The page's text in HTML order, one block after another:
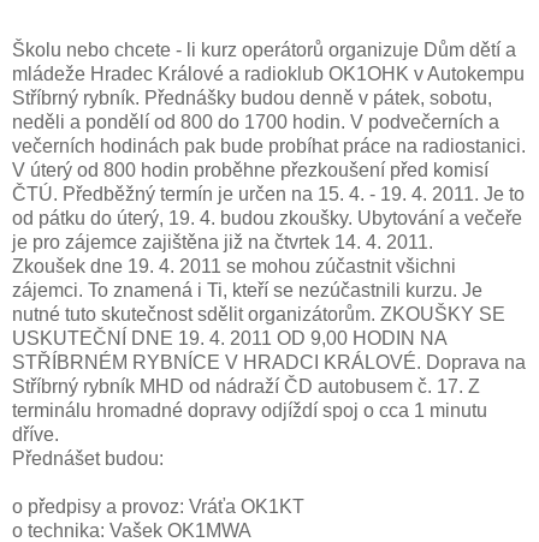
Školu nebo chcete - li kurz operátorů organizuje Dům dětí a
mládeže Hradec Králové a radioklub OK1OHK v Autokempu
Stříbrný rybník. Přednášky budou denně v pátek, sobotu,
neděli a pondělí od 800 do 1700 hodin. V podvečerních a
večerních hodinách pak bude probíhat práce na radiostanici.
V úterý od 800 hodin proběhne přezkoušení před komisí
ČTÚ. Předběžný termín je určen na 15. 4. - 19. 4. 2011. Je to
od pátku do úterý, 19. 4. budou zkoušky. Ubytování a večeře
je pro zájemce zajištěna již na čtvrtek 14. 4. 2011.
Zkoušek dne 19. 4. 2011 se mohou zúčastnit všichni
zájemci. To znamená i Ti, kteří se nezúčastnili kurzu. Je
nutné tuto skutečnost sdělit organizátorům. ZKOUŠKY SE
USKUTEČNÍ DNE 19. 4. 2011 OD 9,00 HODIN NA
STŘÍBRNÉM RYBNÍCE V HRADCI KRÁLOVÉ. Doprava na
Stříbrný rybník MHD od nádraží ČD autobusem č. 17. Z
terminálu hromadné dopravy odjíždí spoj o cca 1 minutu
dříve.
Přednášet budou:
o předpisy a provoz: Vráťa OK1KT
o technika: Vašek OK1MWA